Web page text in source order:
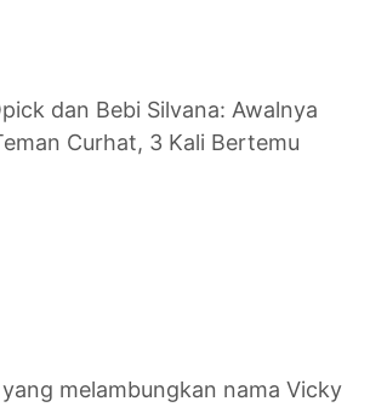
dan Bebi Silvana: Awalnya
Curhat, 3 Kali Bertemu
melambungkan nama Vicky